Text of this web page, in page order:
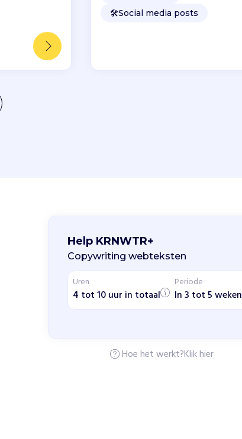
🛠️Social media posts
Help KRNWTR+
Copywriting webteksten
Uren
4 tot 10 uur in totaal
Periode
In 3 tot 5 weken
Hoe het werkt?Klik hier